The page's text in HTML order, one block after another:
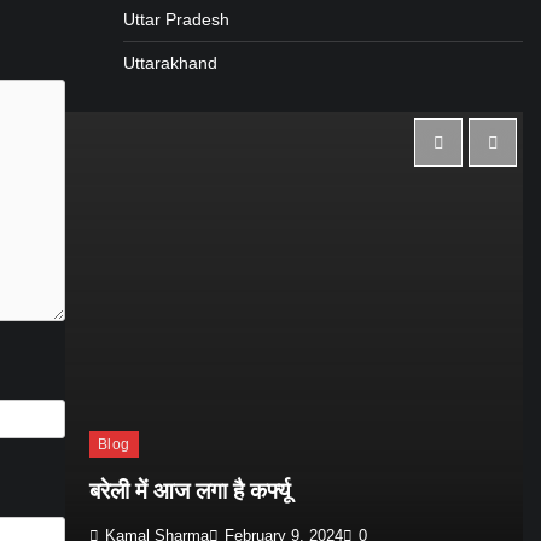
Uttar Pradesh
Uttarakhand
Blog
बरेली में आज लगा है कर्फ्यू
Kamal Sharma February 9, 2024 0